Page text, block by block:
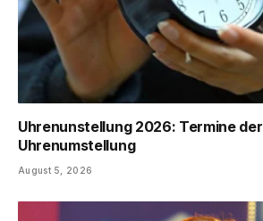
Uhrenunstellung 2026: Termine der
Uhrenumstellung
August 5, 2026